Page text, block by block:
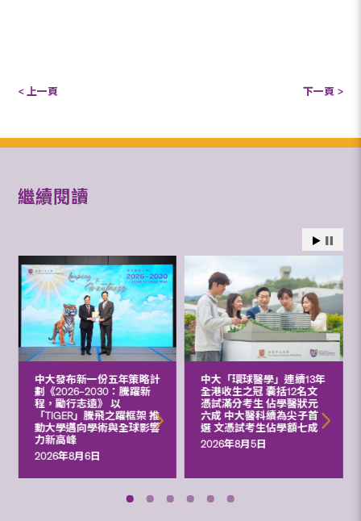
< 上一頁 下一頁 >
繼續閱讀
中大發布新一份五年策略計
劃《2026‒2030：騰躍新
程，勵行志遠》 以
「TIGER」騰飛之躍框架 推
動大學邁向學術與全球影響
力新高峰
2026年8月6日
中大「環球醫學」連續13年
全港收生之冠 囊括12名文
憑試滿分考生 佔學醫狀元
六成 中大醫科續為尖子首
選 文憑試考生佔學額七成
2026年8月5日